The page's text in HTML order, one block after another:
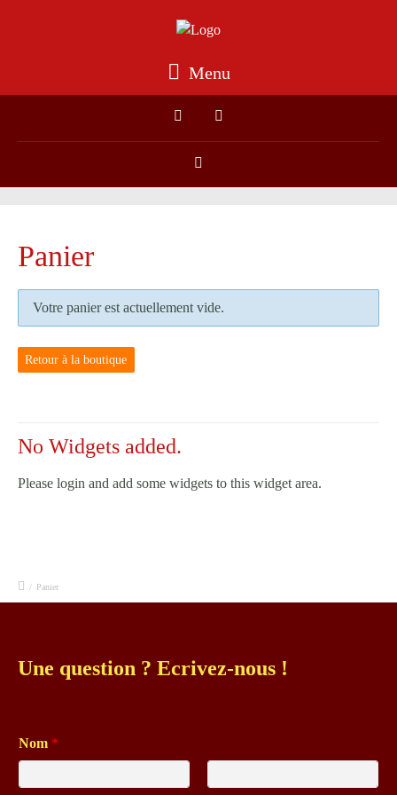
Menu
Panier
Votre panier est actuellement vide.
Retour à la boutique
No Widgets added.
Please login and add some widgets to this widget area.
/ Panier
Une question ? Ecrivez-nous !
Nom *